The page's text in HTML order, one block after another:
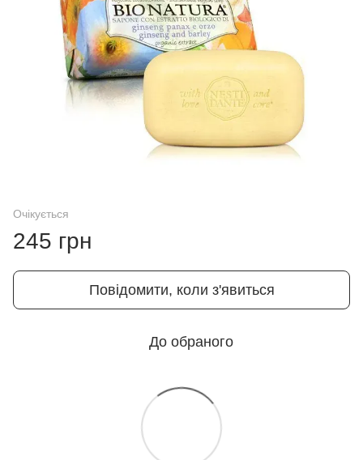
Очікується
245 грн
Повідомити, коли з'явиться
До обраного